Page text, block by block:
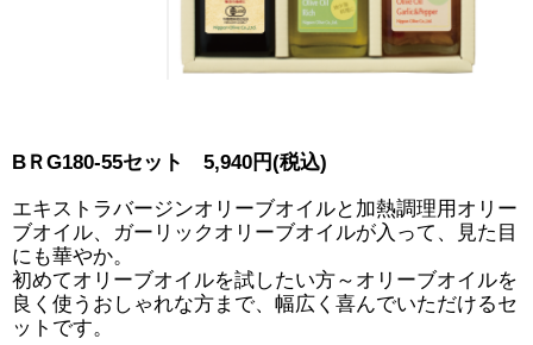
BＲG180-55セット 5,940円(税込)
エキストラバージンオリーブオイルと加熱調理用オリー
ブオイル、ガーリックオリーブオイルが入って、見た目
にも華やか。
初めてオリーブオイルを試したい方～オリーブオイルを
良く使うおしゃれな方まで、幅広く喜んでいただけるセ
ットです。